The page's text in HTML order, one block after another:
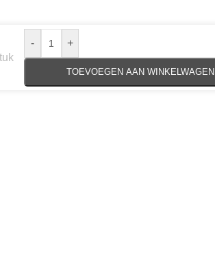
- +
TOEVOEGEN AAN WINKELWAGEN